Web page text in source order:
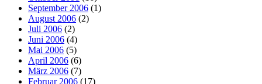
September 2006 (1)
August 2006 (2)
Juli 2006 (2)
Juni 2006 (4)
Mai 2006 (5)
April 2006 (6)
März 2006 (7)
Februar 2006 (17)